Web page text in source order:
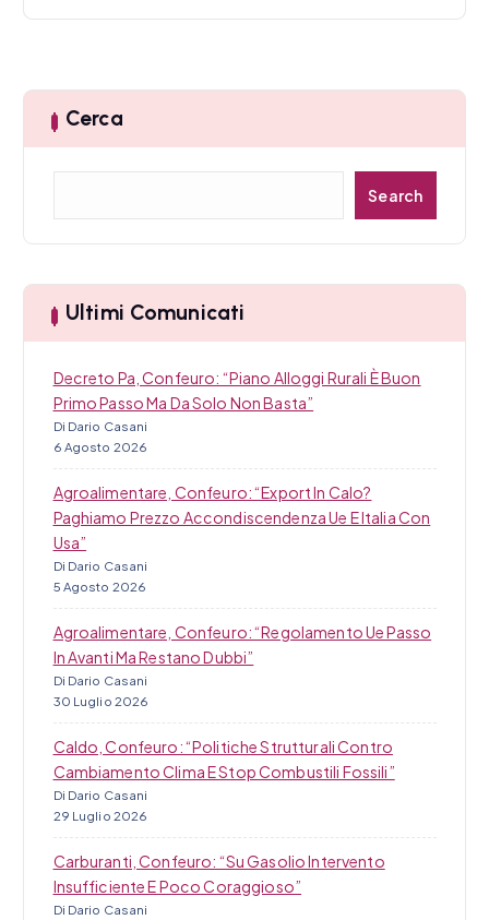
Cerca
a
Search
Ultimi Comunicati
Decreto Pa, Confeuro: “Piano Alloggi Rurali È Buon
Primo Passo Ma Da Solo Non Basta”
Di Dario Casani
6 Agosto 2026
Agroalimentare, Confeuro: “Export In Calo?
Paghiamo Prezzo Accondiscendenza Ue E Italia Con
Usa”
Di Dario Casani
5 Agosto 2026
Agroalimentare, Confeuro: “Regolamento Ue Passo
In Avanti Ma Restano Dubbi”
Di Dario Casani
30 Luglio 2026
Caldo, Confeuro: “Politiche Strutturali Contro
Cambiamento Clima E Stop Combustili Fossili”
Di Dario Casani
29 Luglio 2026
Carburanti, Confeuro: “Su Gasolio Intervento
Insufficiente E Poco Coraggioso”
Di Dario Casani